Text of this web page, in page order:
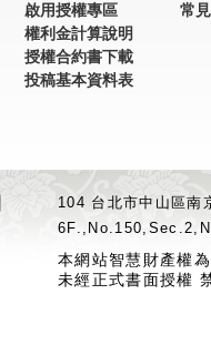
啟用授權專區
權利金計算說明
授權合約書下載
投稿基本資料表
常
104 台北市中山區
本網站智慧財產權
未經正式書面授權